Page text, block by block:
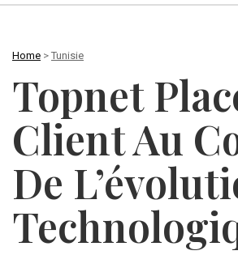
Home > Tunisie
Topnet
Client Au
De